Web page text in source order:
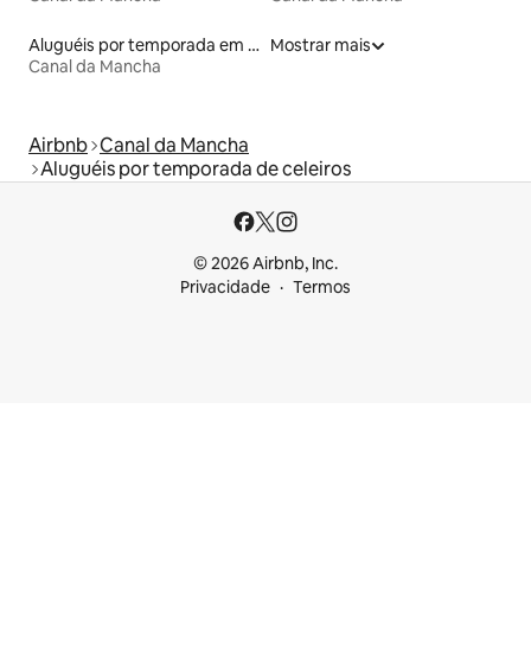
Aluguéis por temporada em albergue
Canal da Mancha
Mostrar mais
Airbnb Canal da Mancha
Aluguéis por temporada de celeiros
© 2026 Airbnb, Inc.
Privacidade
Termos